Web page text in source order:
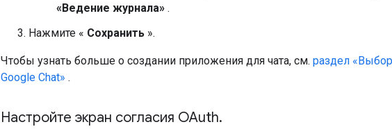
«Ведение журнала» .
Нажмите « Сохранить ».
Чтобы узнать больше о создании приложения для чата, см. раздел
Google Chat» .
Настройте экран согласия OAuth.